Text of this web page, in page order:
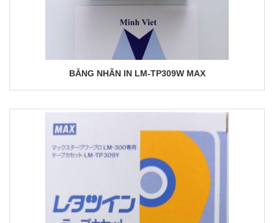
BĂNG NHÃN IN LM-TP309W MAX